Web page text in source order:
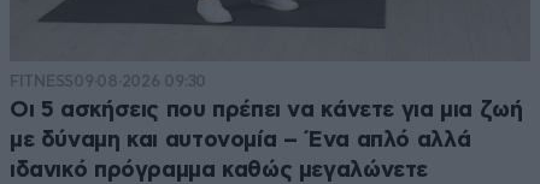
FITNESS09·08·2026 09:30
Οι 5 ασκήσεις που πρέπει να κάνετε για μια ζωή
με δύναμη και αυτονομία – Ένα απλό αλλά
ιδανικό πρόγραμμα καθώς μεγαλώνετε